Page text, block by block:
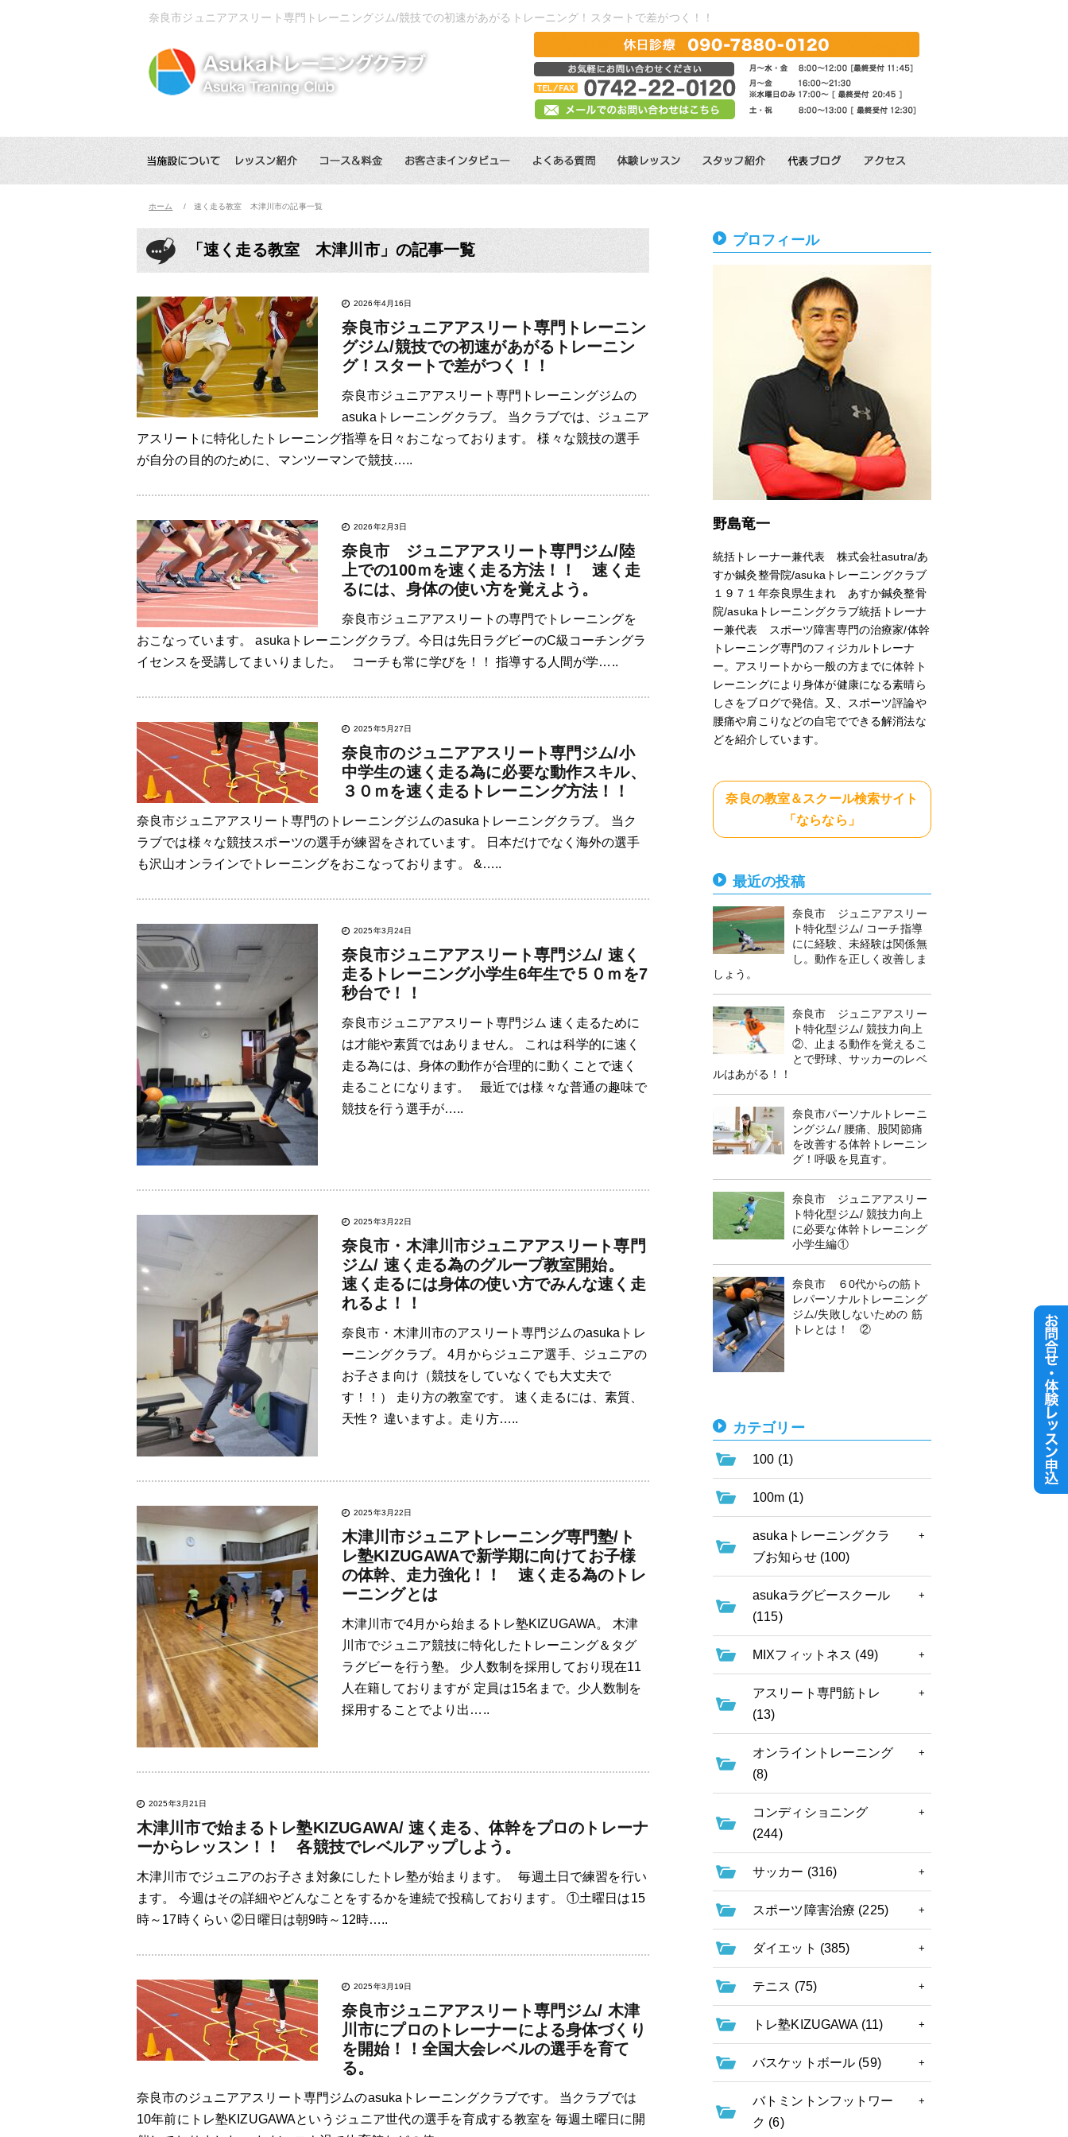
奈良市ジュニアアスリート専門トレーニングジム/競技での初速があがるトレーニング！スタートで差がつく！！
ホーム 速く走る教室 木津川市の記事一覧
「速く走る教室 木津川市」の記事一覧
2026年4月16日
奈良市ジュニアアスリート専門トレーニン
グジム/競技での初速があがるトレーニン
グ！スタートで差がつく！！
奈良市ジュニアアスリート専門トレーニングジムの
asukaトレーニングクラブ。 当クラブでは、ジュニア
アスリートに特化したトレーニング指導を日々おこなっております。 様々な競技の選手
が自分の目的のために、マンツーマンで競技…..
2026年2月3日
奈良市 ジュニアアスリート専門ジム/陸
上での100ｍを速く走る方法！！ 速く走
るには、身体の使い方を覚えよう。
奈良市ジュニアアスリートの専門でトレーニングを
おこなっています。 asukaトレーニングクラブ。今日は先日ラグビーのC級コーチングラ
イセンスを受講してまいりました。 コーチも常に学びを！！ 指導する人間が学…..
2025年5月27日
奈良市のジュニアアスリート専門ジム/小
中学生の速く走る為に必要な動作スキル、
３０ｍを速く走るトレーニング方法！！
奈良市ジュニアアスリート専門のトレーニングジムのasukaトレーニングクラブ。 当ク
ラブでは様々な競技スポーツの選手が練習をされています。 日本だけでなく海外の選手
も沢山オンラインでトレーニングをおこなっております。 &…..
2025年3月24日
奈良市ジュニアアスリート専門ジム/ 速く
走るトレーニング小学生6年生で５０ｍを7
秒台で！！
奈良市ジュニアアスリート専門ジム 速く走るために
は才能や素質ではありません。 これは科学的に速く
走る為には、身体の動作が合理的に動くことで速く
走ることになります。 最近では様々な普通の趣味で
競技を行う選手が…..
2025年3月22日
奈良市・木津川市ジュニアアスリート専門
ジム/ 速く走る為のグループ教室開始。
速く走るには身体の使い方でみんな速く走
れるよ！！
奈良市・木津川市のアスリート専門ジムのasukaトレ
ーニングクラブ。 4月からジュニア選手、ジュニアの
お子さま向け（競技をしていなくでも大丈夫で
す！！） 走り方の教室です。 速く走るには、素質、
天性？ 違いますよ。走り方…..
2025年3月22日
木津川市ジュニアトレーニング専門塾/ト
レ塾KIZUGAWAで新学期に向けてお子様
の体幹、走力強化！！ 速く走る為のトレ
ーニングとは
木津川市で4月から始まるトレ塾KIZUGAWA。 木津
川市でジュニア競技に特化したトレーニング＆タグ
ラグビーを行う塾。 少人数制を採用しており現在11
人在籍しておりますが 定員は15名まで。少人数制を
採用することでより出…..
2025年3月21日
木津川市で始まるトレ塾KIZUGAWA/ 速く走る、体幹をプロのトレーナ
ーからレッスン！！ 各競技でレベルアップしよう。
木津川市でジュニアのお子さま対象にしたトレ塾が始まります。 毎週土日で練習を行い
ます。 今週はその詳細やどんなことをするかを連続で投稿しております。 ①土曜日は15
時～17時くらい ②日曜日は朝9時～12時…..
2025年3月19日
奈良市ジュニアアスリート専門ジム/ 木津
川市にプロのトレーナーによる身体づくり
を開始！！全国大会レベルの選手を育て
る。
奈良市のジュニアアスリート専門ジムのasukaトレーニングクラブです。 当クラブでは
10年前にトレ塾KIZUGAWAというジュニア世代の選手を育成する教室を 毎週土曜日に開
プロフィール
野島竜一
統括トレーナー兼代表 株式会社asutra/あ
すか鍼灸整骨院/asukaトレーニングクラブ
１９７１年奈良県生まれ あすか鍼灸整骨
院/asukaトレーニングクラブ統括トレーナ
ー兼代表 スポーツ障害専門の治療家/体幹
トレーニング専門のフィジカルトレーナ
ー。アスリートから一般の方までに体幹ト
レーニングにより身体が健康になる素晴ら
しさをブログで発信。又、スポーツ評論や
腰痛や肩こりなどの自宅でできる解消法な
どを紹介しています。
奈良の教室＆スクール検索サイト
「ならなら」
最近の投稿
奈良市 ジュニアアスリー
ト特化型ジム/ コーチ指導
にに経験、未経験は関係無
し。動作を正しく改善しま
しょう。
奈良市 ジュニアアスリー
ト特化型ジム/ 競技力向上
②、止まる動作を覚えるこ
とで野球、サッカーのレベ
ルはあがる！！
奈良市パーソナルトレーニ
ングジム/ 腰痛、股関節痛
を改善する体幹トレーニン
グ！呼吸を見直す。
奈良市 ジュニアアスリー
ト特化型ジム/ 競技力向上
に必要な体幹トレーニング
小学生編①
奈良市 ６0代からの筋ト
レパーソナルトレーニング
ジム/失敗しないための 筋
トレとは！ ②
カテゴリー
100 (1)
100m (1)
asukaトレーニングクラ
ブお知らせ (100)
asukaラグビースクール
(115)
MIXフィットネス (49)
アスリート専門筋トレ
(13)
オンライントレーニング
(8)
コンディショニング
(244)
サッカー (316)
スポーツ障害治療 (225)
ダイエット (385)
テニス (75)
トレ塾KIZUGAWA (11)
バスケットボール (59)
バトミントンフットワー
ク (6)